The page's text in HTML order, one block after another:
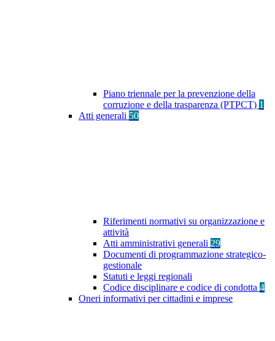
Piano triennale per la prevenzione della
corruzione e della trasparenza (PTPCT) 1
Atti generali 50
Riferimenti normativi su organizzazione e
attività
Atti amministrativi generali 29
Documenti di programmazione strategico-
gestionale
Statuti e leggi regionali
Codice disciplinare e codice di condotta 4
Oneri informativi per cittadini e imprese